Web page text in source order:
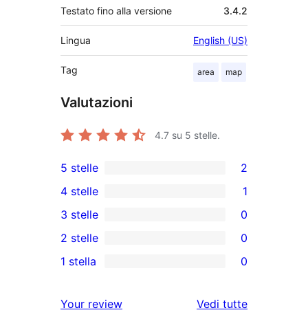
Testato fino alla versione 3.4.2
Lingua English (US)
Tag area map
Valutazioni
4.7 su 5 stelle.
2
recensioni
a
5-
stelle
5 stelle 2
4-
recensioni
a
4 stelle 1
0
recensioni
a
stelle
3 stelle 0
recensioni
2-
2 stelle 0
a
1 stella 0
Your review Vedi tuttele